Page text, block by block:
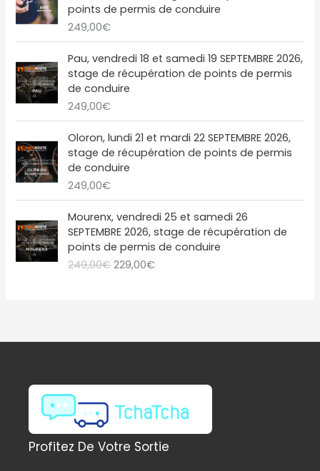
0
€
.
.
9
,
0
€
.
1
0
€
é
a
i
t
9
,
0
€
.
s
:
2
0
€
i
i
a
l
é
a
i
t
9
,
0
0
t
e
l
e
:
2
0
€
.
points de permis de conduire
249,00€
Pau, vendredi 18 et samedi 19 SEPTEMBRE 2026,
stage de récupération de points de permis
de conduire
249,00€
Oloron, lundi 21 et mardi 22 SEPTEMBRE 2026,
stage de récupération de points de permis
de conduire
249,00€
Mourenx, vendredi 25 et samedi 26
SEPTEMBRE 2026, stage de récupération de
points de permis de conduire
249,00€
e
p
r
i
t
l
é
a
i
229,00€
L
e
p
r
u
e
s
t
:
Profitez De Votre Sortie